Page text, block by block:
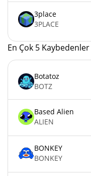
3place
3PLACE
En Çok 5 Kaybedenler
Botatoz
BOTZ
Based Alien
ALIEN
BONKEY
BONKEY